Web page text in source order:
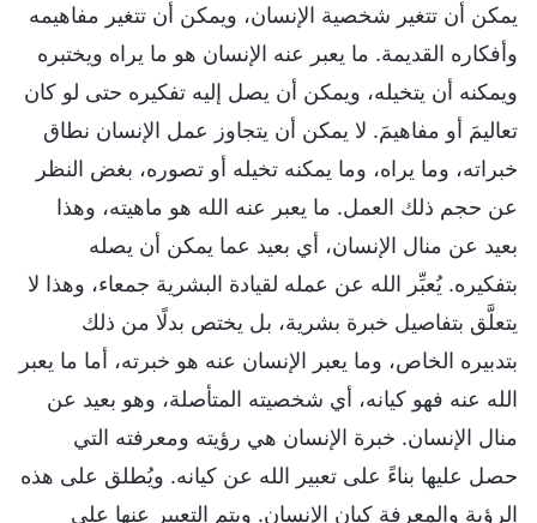
يمكن أن تتغير شخصية الإنسان، ويمكن أن تتغير مفاهيمه
وأفكاره القديمة. ما يعبر عنه الإنسان هو ما يراه ويختبره
ويمكنه أن يتخيله، ويمكن أن يصل إليه تفكيره حتى لو كان
تعاليمَ أو مفاهيمَ. لا يمكن أن يتجاوز عمل الإنسان نطاق
خبراته، وما يراه، وما يمكنه تخيله أو تصوره، بغض النظر
عن حجم ذلك العمل. ما يعبر عنه الله هو ماهيته، وهذا
بعيد عن منال الإنسان، أي بعيد عما يمكن أن يصله
بتفكيره. يُعبِّر الله عن عمله لقيادة البشرية جمعاء، وهذا لا
يتعلَّق بتفاصيل خبرة بشرية، بل يختص بدلًا من ذلك
بتدبيره الخاص، وما يعبر الإنسان عنه هو خبرته، أما ما يعبر
الله عنه فهو كيانه، أي شخصيته المتأصلة، وهو بعيد عن
منال الإنسان. خبرة الإنسان هي رؤيته ومعرفته التي
حصل عليها بناءً على تعبير الله عن كيانه. ويُطلق على هذه
الرؤية والمعرفة كيان الإنسان. ويتم التعبير عنها على